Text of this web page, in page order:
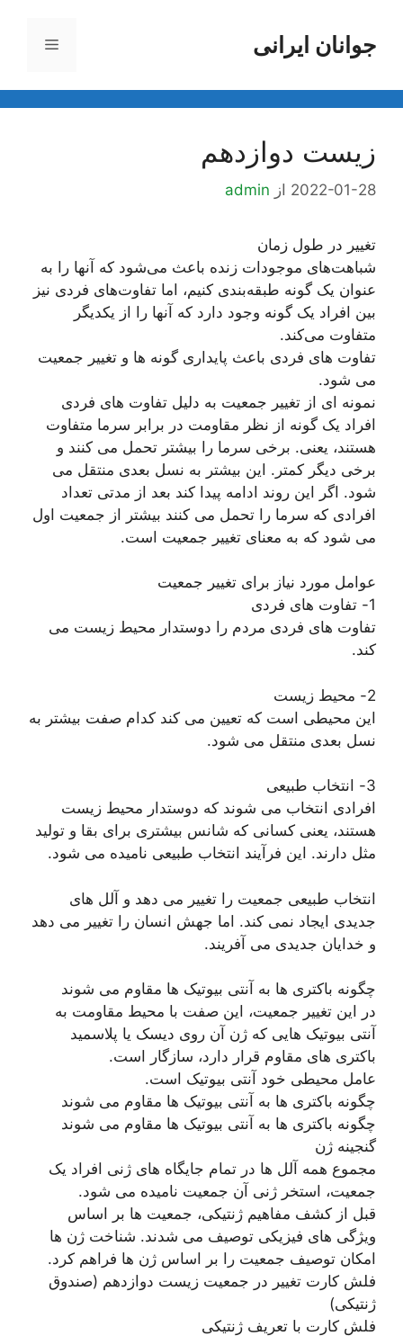
محتواجوانان ایرانی فهرست
زیست دوازدهم
2022-01-28 از admin
تغییر در طول زمان
شباهت‌های موجودات زنده باعث می‌شود که آنها را به
عنوان یک گونه طبقه‌بندی کنیم، اما تفاوت‌های فردی نیز
بین افراد یک گونه وجود دارد که آنها را از یکدیگر
متفاوت می‌کند.
تفاوت های فردی باعث پایداری گونه ها و تغییر جمعیت
می شود.
نمونه ای از تغییر جمعیت به دلیل تفاوت های فردی
افراد یک گونه از نظر مقاومت در برابر سرما متفاوت
هستند، یعنی. برخی سرما را بیشتر تحمل می کنند و
برخی دیگر کمتر. این بیشتر به نسل بعدی منتقل می
شود. اگر این روند ادامه پیدا کند بعد از مدتی تعداد
افرادی که سرما را تحمل می کنند بیشتر از جمعیت اول
می شود که به معنای تغییر جمعیت است.
عوامل مورد نیاز برای تغییر جمعیت
1- تفاوت های فردی
تفاوت های فردی مردم را دوستدار محیط زیست می
کند.
2- محیط زیست
این محیطی است که تعیین می کند کدام صفت بیشتر به
نسل بعدی منتقل می شود.
3- انتخاب طبیعی
افرادی انتخاب می شوند که دوستدار محیط زیست
هستند، یعنی کسانی که شانس بیشتری برای بقا و تولید
مثل دارند. این فرآیند انتخاب طبیعی نامیده می شود.
انتخاب طبیعی جمعیت را تغییر می دهد و آلل های
جدیدی ایجاد نمی کند. اما جهش انسان را تغییر می دهد
و خدایان جدیدی می آفریند.
چگونه باکتری ها به آنتی بیوتیک ها مقاوم می شوند
در این تغییر جمعیت، این صفت با محیط مقاومت به
آنتی بیوتیک هایی که ژن آن روی دیسک یا پلاسمید
باکتری های مقاوم قرار دارد، سازگار است.
عامل محیطی خود آنتی بیوتیک است.
چگونه باکتری ها به آنتی بیوتیک ها مقاوم می شوند
چگونه باکتری ها به آنتی بیوتیک ها مقاوم می شوند
گنجینه ژن
مجموع همه آلل ها در تمام جایگاه های ژنی افراد یک
جمعیت، استخر ژنی آن جمعیت نامیده می شود.
قبل از کشف مفاهیم ژنتیکی، جمعیت ها بر اساس
ویژگی های فیزیکی توصیف می شدند. شناخت ژن ها
امکان توصیف جمعیت را بر اساس ژن ها فراهم کرد.
فلش کارت تغییر در جمعیت زیست دوازدهم (صندوق
ژنتیکی)
فلش کارت با تعریف ژنتیکی